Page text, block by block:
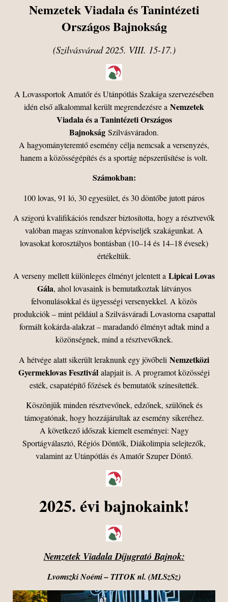
Nemzetek Viadala és Tanintézeti
Országos Bajnokság
(Szilvásvárad 2025. VIII. 15-17.)
A Lovassportok Amatőr és Utánpótlás Szakága szervezésében
idén első alkalommal került megrendezésre a Nemzetek
Viadala és a Tanintézeti Országos
Bajnokság Szilvásváradon.
A hagyományteremtő esemény célja nemcsak a versenyzés,
hanem a közösségépítés és a sportág népszerűsítése is volt.
Számokban:
100 lovas, 91 ló, 30 egyesület, és 30 döntőbe jutott páros
A szigorú kvalifikációs rendszer biztosította, hogy a résztvevők
valóban magas színvonalon képviseljék szakágunkat. A
lovasokat korosztályos bontásban (10–14 és 14–18 évesek)
értékeltük.
A verseny mellett különleges élményt jelentett a Lipicai Lovas
Gála, ahol lovasaink is bemutatkoztak látványos
felvonulásokkal és ügyességi versenyekkel. A közös
produkciók – mint például a Szilvásváradi Lovastorna csapattal
formált kokárda-alakzat – maradandó élményt adtak mind a
közönségnek, mind a résztvevőknek.
A hétvége alatt sikerült leraknunk egy jövőbeli Nemzetközi
Gyermeklovas Fesztivál alapjait is. A programot közösségi
esték, csapatépítő főzések és bemutatók színesítették.
Köszönjük minden résztvevőnek, edzőnek, szülőnek és
támogatónak, hogy hozzájárultak az esemény sikeréhez.
A következő időszak kiemelt eseményei: Nagy
Sportágválasztó, Régiós Döntők, Diákolimpia selejtezők,
valamint az Utánpótlás és Amatőr Szuper Döntő.
2025. évi bajnokaink!
Nemzetek ViadalaDíjugratóBajnok:
Lvomszki Noémi – TITOK nl. (MLSzSz)